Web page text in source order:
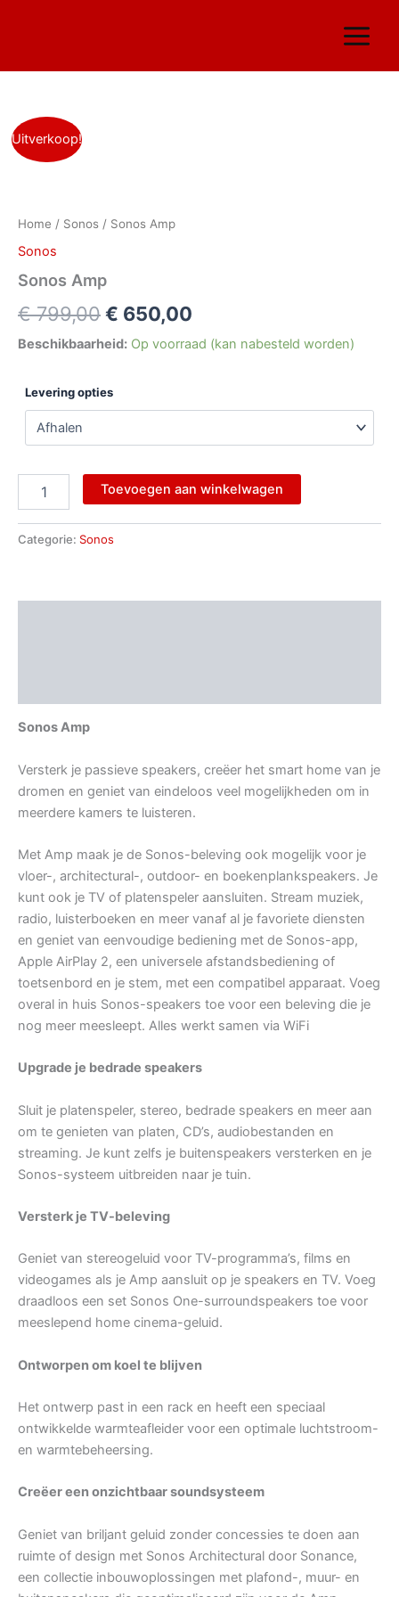
inhoud
Uitverkoop!
Home / Sonos / Sonos Amp
Sonos
Sonos Amp
€799,00
€ 799,00.
€ 650,00
Beschikbaarheid: Op voorraad (kan nabesteld worden)
Levering opties
Sonos
Amp
aantal
Toevoegen aan winkelwagen
Categorie: Sonos
Sonos Amp
Versterk je passieve speakers, creëer het smart home van je
dromen en geniet van eindeloos veel mogelijkheden om in
meerdere kamers te luisteren.
Met Amp maak je de Sonos-beleving ook mogelijk voor je
vloer-, architectural-, outdoor- en boekenplankspeakers. Je
kunt ook je TV of platenspeler aansluiten. Stream muziek,
radio, luisterboeken en meer vanaf al je favoriete diensten
en geniet van eenvoudige bediening met de Sonos-app,
Apple AirPlay 2, een universele afstandsbediening of
toetsenbord en je stem, met een compatibel apparaat. Voeg
overal in huis Sonos-speakers toe voor een beleving die je
nog meer meesleept. Alles werkt samen via WiFi
Upgrade je bedrade speakers
Sluit je platenspeler, stereo, bedrade speakers en meer aan
om te genieten van platen, CD’s, audiobestanden en
streaming. Je kunt zelfs je buitenspeakers versterken en je
Sonos-systeem uitbreiden naar je tuin.
Versterk je TV-beleving
Geniet van stereogeluid voor TV-programma’s, films en
videogames als je Amp aansluit op je speakers en TV. Voeg
draadloos een set Sonos One-surroundspeakers toe voor
meeslepend home cinema-geluid.
Ontworpen om koel te blijven
Het ontwerp past in een rack en heeft een speciaal
ontwikkelde warmteafleider voor een optimale luchtstroom-
en warmtebeheersing.
Creëer een onzichtbaar soundsysteem
Geniet van briljant geluid zonder concessies te doen aan
ruimte of design met Sonos Architectural door Sonance,
een collectie inbouwoplossingen met plafond-, muur- en